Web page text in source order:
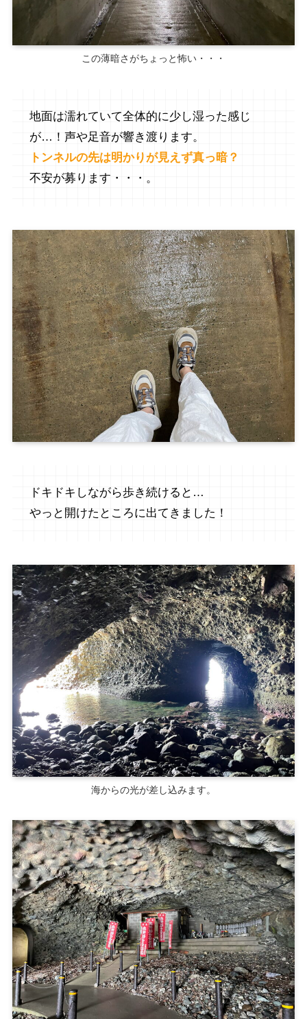
この薄暗さがちょっと怖い・・・
地面は濡れていて全体的に少し湿った感じ
が…！声や足音が響き渡ります。
トンネルの先は明かりが見えず真っ暗？
不安が募ります・・・。
ドキドキしながら歩き続けると…
やっと開けたところに出てきました！
海からの光が差し込みます。